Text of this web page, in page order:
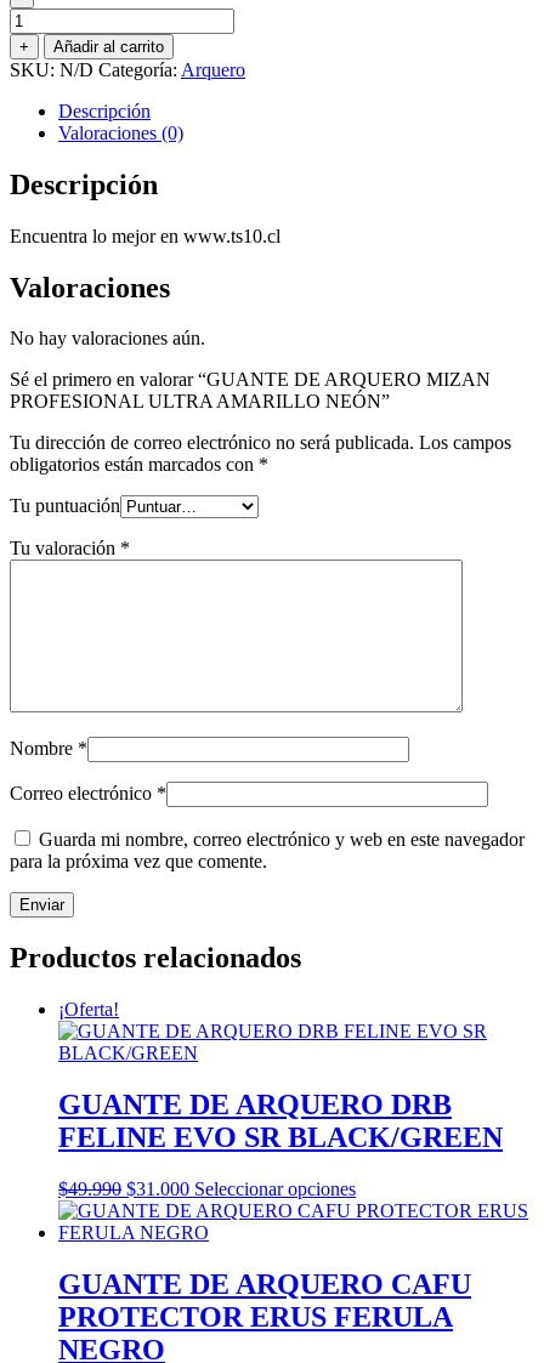
GUANTE
DE
ARQUERO
MIZAN
PROFESIONAL
ULTRA
AMARILLO
NEÓN
cantidad
+ Añadir al carrito
SKU: N/D Categoría: Arquero
Descripción
Valoraciones (0)
Descripción
Encuentra lo mejor en www.ts10.cl
Valoraciones
No hay valoraciones aún.
Sé el primero en valorar “GUANTE DE ARQUERO MIZAN
PROFESIONAL ULTRA AMARILLO NEÓN”
Tu dirección de correo electrónico no será publicada. Los campos
obligatorios están marcados con *
Tu puntuación
Tu valoración *
Nombre *
Correo electrónico *
Guarda mi nombre, correo electrónico y web en este navegador
para la próxima vez que comente.
Productos relacionados
¡Oferta!
GUANTE DE ARQUERO DRB
FELINE EVO SR BLACK/GREEN
$49.990 El
precio
original
$49.990.
$31.000El
precio
actual
$31.000.
Seleccionar opcionesEste
producto
variantes.
Las
opciones
GUANTE DE ARQUERO CAFU
PROTECTOR ERUS FERULA
NEGRO